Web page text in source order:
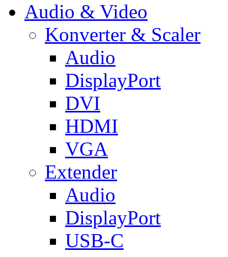
Audio & Video
Konverter & Scaler
Audio
DisplayPort
DVI
HDMI
VGA
Extender
Audio
DisplayPort
USB-C